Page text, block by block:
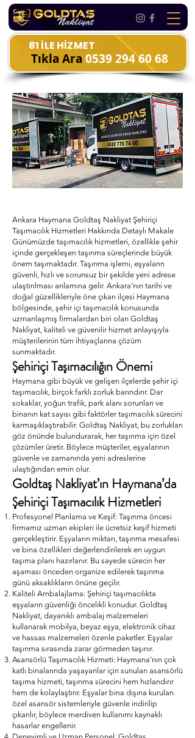
Tıkla Ara 0539 294 60 68
81 İLE HİZMET
Ankara Haymana Goldtaş Nakliyat Şehiriçi
Taşımacılık Hizmetleri Hakkında Detaylı Makale
Günümüzde taşımacılık hizmetleri, özellikle şehir
içinde gerçekleşen taşınma süreçlerinde büyük
önem taşımaktadır. Taşınma işlemi, eşyaların
güvenli, hızlı ve sorunsuz bir şekilde yeni adrese
ulaştırılması anlamına gelir. Ankara’nın tarihi ve
doğal güzellikleriyle öne çıkan ilçesi Haymana
bölgesinde, şehir içi taşımacılık konusunda
uzmanlaşmış firmalardan biri olan Goldtaş
Nakliyat, kaliteli ve güvenilir hizmet anlayışıyla
müşterilerinin tüm ihtiyaçlarına çözüm
sunmaktadır.
Şehiriçi Taşımacılığın Önemi
Haymana gibi büyük ve gelişen ilçelerde şehir içi
taşımacılık, birçok farklı zorluk barındırır. Dar
sokaklar, yoğun trafik, park alanı sorunları ve
binanın kat sayısı gibi faktörler taşımacılık sürecini
karmaşıklaştırabilir. Goldtaş Nakliyat, bu zorlukları
göz önünde bulundurarak, her taşınma için özel
çözümler üretir. Böylece müşteriler, eşyalarının
güvenle ve zamanında yeni adreslerine
ulaştığından emin olur.
Goldtaş Nakliyat’ın Haymana’da
Şehiriçi Taşımacılık Hizmetleri
Profesyonel Planlama ve Keşif: Taşınma öncesi
firmamız uzman ekipleri ile ücretsiz keşif hizmeti
gerçekleştirir. Eşyaların miktarı, taşınma mesafesi
ve bina özellikleri değerlendirilerek en uygun
taşıma planı hazırlanır. Bu sayede sürecin her
aşaması önceden organize edilerek taşınma
günü aksaklıkların önüne geçilir.
Kaliteli Ambalajlama: Şehiriçi taşımacılıkta
eşyaların güvenliği öncelikli konudur. Goldtaş
Nakliyat, dayanıklı ambalaj malzemeleri
kullanarak mobilya, beyaz eşya, elektronik cihaz
ve hassas malzemeleri özenle paketler. Eşyalar
taşınma sırasında zarar görmeden taşınır.
Asansörlü Taşımacılık Hizmeti: Haymana’nın çok
katlı binalarında yaşayanlar için sunulan asansörlü
taşıma hizmeti, taşınma sürecini hem hızlandırır
hem de kolaylaştırır. Eşyalar bina dışına kurulan
özel asansör sistemleriyle güvenle indirilip
çıkarılır, böylece merdiven kullanımı kaynaklı
hasarlar engellenir.